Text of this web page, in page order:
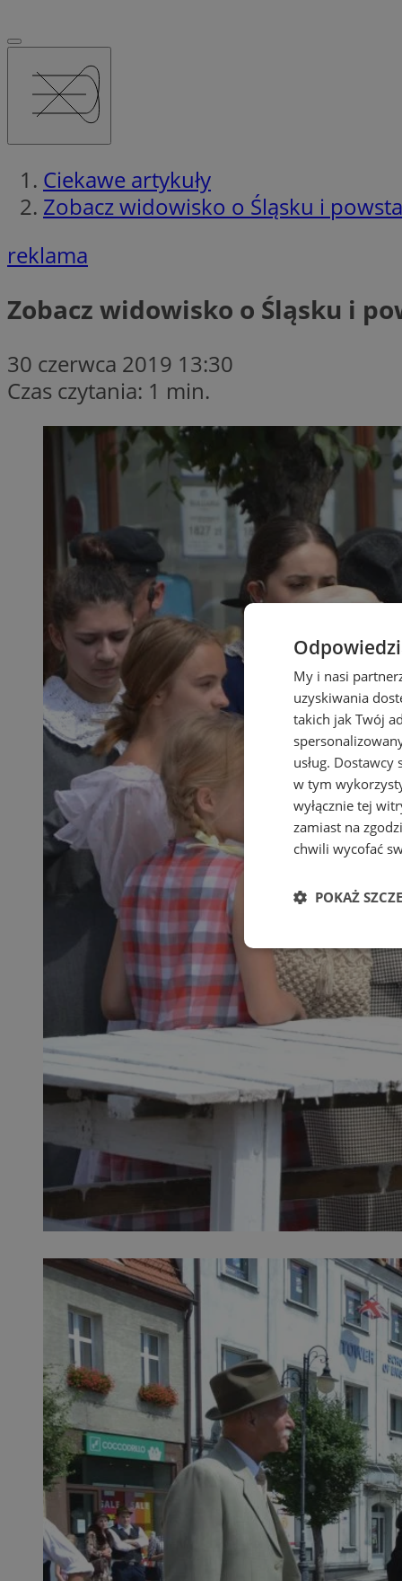
Ciekawe artykuły
Zobacz widowisko o Śląsku i
reklama
Zobacz widowisko o Śląsku i
30 czerwca 2019 13:30
Czas czytania: 1 min.
My i nasi
uzyskiwania
takich jak Twój
usług. Dostawcy
w tym
wyłącznie tej
zamiast na
chwili wycofać
POKAŻ
Niezbędne
Niezbędne pliki
zarządzanie
Nazwa
SessID
QeSessID
__cf_bm
INGRESSCOOKIE
euds